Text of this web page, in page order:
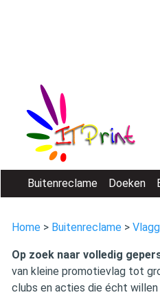
Buitenreclame Doeken
Home > Buitenreclame >
Op zoek naar volledig
van kleine promotievlag tot
clubs en acties die écht willen